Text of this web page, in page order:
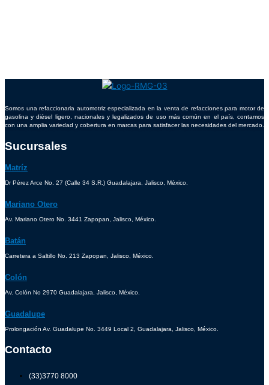
Somos una refaccionaria automotriz especializada en la venta de refacciones para motor de
gasolina y diésel ligero, nacionales y legalizados de uso más común en el país, contamos
con una amplia variedad y cobertura en marcas para satisfacer las necesidades del mercado.
Sucursales
Matríz
Dr Pérez Arce No. 27 (Calle 34 S.R.) Guadalajara, Jalisco, México.
Mariano Otero
Av. Mariano Otero No. 3441 Zapopan, Jalisco, México.
Batán
Carretera a Saltillo No. 213 Zapopan, Jalisco, México.
Colón
Av. Colón No 2970 Guadalajara, Jalisco, México.
Guadalupe
Prolongación Av. Guadalupe No. 3449 Local 2, Guadalajara, Jalisco, México.
Contacto
(33)3770 8000